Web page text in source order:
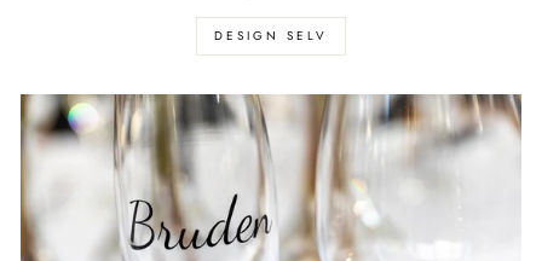
DESIGN SELV